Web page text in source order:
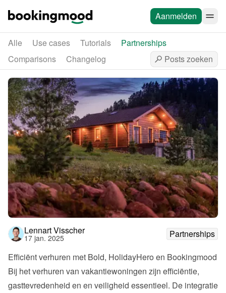
Aanmelden
Alle Use cases Tutorials
Partnerships
Comparisons
Changelog
Lennart Visscher
17 jan. 2025
Partnerships
Efficiënt verhuren met Bold, HolidayHero en Bookingmood
Bij het verhuren van vakantiewoningen zijn efficiëntie,
gasttevredenheid en en veiligheid essentieel. De integratie